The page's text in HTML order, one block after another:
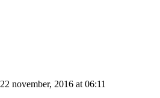
22 november, 2016 at 06:11